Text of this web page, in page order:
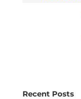
Recent Posts